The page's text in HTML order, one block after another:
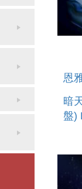
恩
暗
盤)